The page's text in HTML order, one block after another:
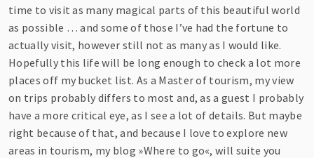
time to visit as many magical parts of this beautiful world
as possible … and some of those I’ve had the fortune to
actually visit, however still not as many as I would like.
Hopefully this life will be long enough to check a lot more
places off my bucket list. As a Master of tourism, my view
on trips probably differs to most and, as a guest I probably
have a more critical eye, as I see a lot of details. But maybe
right because of that, and because I love to explore new
areas in tourism, my blog »Where to go«, will suite you